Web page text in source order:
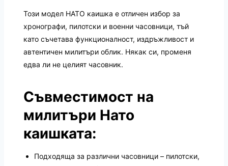
Този модел НАТО каишка е отличен избор за
хронографи, пилотски и военни часовници, тъй
като съчетава функционалност, издръжливост и
автентичен милитъри облик. Някак си, променя
едва ли не целият часовник.
Съвместимост на
милитъри Нато
каишката:
Подходяща за различни часовници – пилотски,